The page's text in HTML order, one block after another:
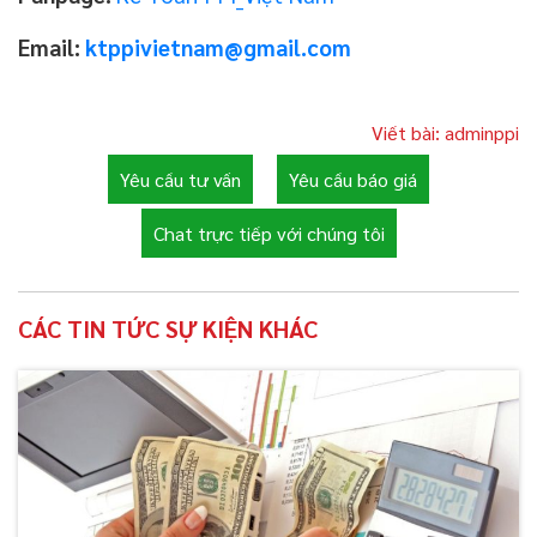
Email: ktppivietnam@gmail.com
Viết bài: adminppi
Yêu cầu tư vấn
Yêu cầu báo giá
Chat trực tiếp với chúng tôi
CÁC TIN TỨC SỰ KIỆN KHÁC